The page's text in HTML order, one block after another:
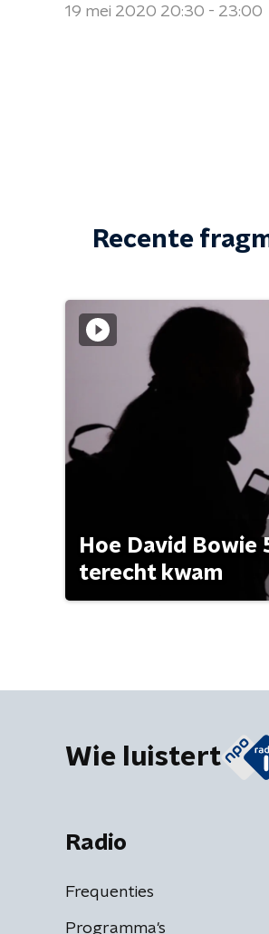
19 mei 2020 20:30 - 23:00
Recente
Hoe David Bowie
terecht kwam
Wie luistert
Radio
Frequenties
Programma's